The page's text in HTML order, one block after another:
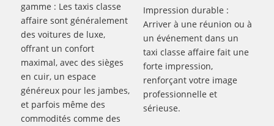
gamme : Les taxis classe
affaire sont généralement
des voitures de luxe,
offrant un confort
maximal, avec des sièges
en cuir, un espace
généreux pour les jambes,
et parfois même des
commodités comme des
Impression durable :
Arriver à une réunion ou à
un événement dans un
taxi classe affaire fait une
forte impression,
renforçant votre image
professionnelle et
sérieuse.